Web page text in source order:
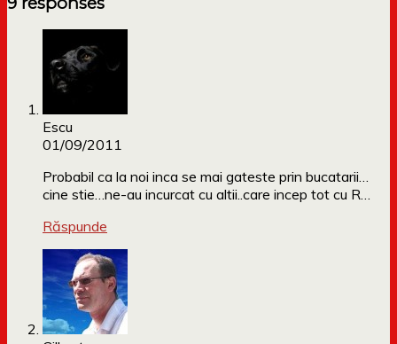
Escu
01/09/2011
Probabil ca la noi inca se mai gateste prin bucatarii…
cine stie…ne-au incurcat cu altii..care incep tot cu R…
Răspunde